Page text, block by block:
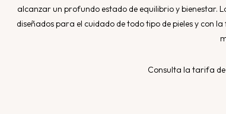
alcanzar un profundo estado de equilibrio y bienestar.
diseñados para el cuidado de todo tipo de pieles y con
Consulta la tarifa de